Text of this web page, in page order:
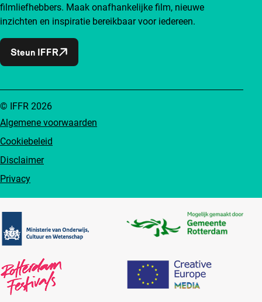
filmliefhebbers. Maak onafhankelijke film, nieuwe
inzichten en inspiratie bereikbaar voor iedereen.
Steun IFFR
Algemene voorwaarden
Cookiebeleid
Disclaimer
Privacy
© IFFR 2026